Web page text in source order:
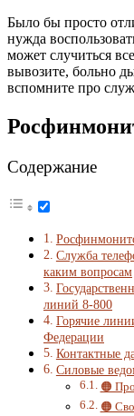
Было бы просто
нужда
может случиться
вывозите, больно
вспомните про
Содержание
Служба
каким вопросам
линий 8-800
Горячие
Федерации
Контактные
Силовые
🟠
🟠